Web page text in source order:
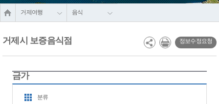
거제여행 음식
거제시 보증음식점 정보수정요청
금가
분류